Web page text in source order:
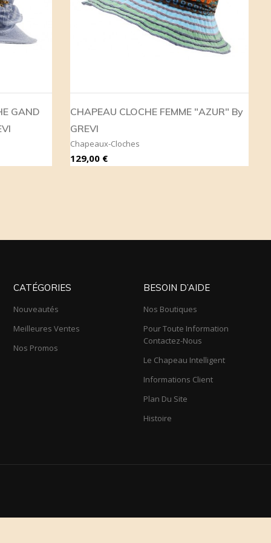
GAND
CHAPEAU CLOCHE FEMME "AZUR" By
GREVI
Chapeaux-Cloches
Prix
129,00 €
CATÉGORIES
Nouveautés
Meilleures Ventes
Nos Promos
BESOIN D’AIDE
Nos Boutiques
Pour Toute Information
Contactez-Nous
Le Chapeau Intelligent
Informations Client
Plan Du Site
Histoire